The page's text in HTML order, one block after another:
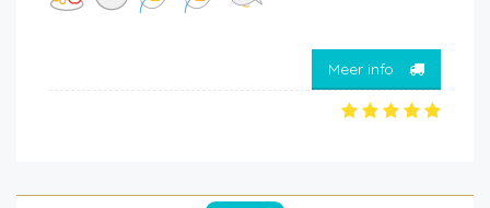
Meer info